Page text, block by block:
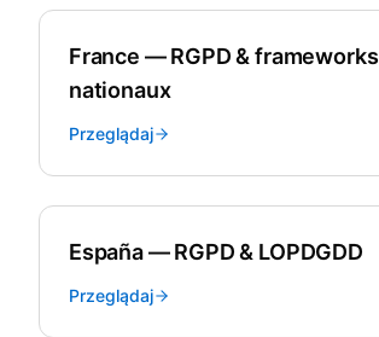
France — RGPD & frameworks
nationaux
Przeglądaj
España — RGPD & LOPDGDD
Przeglądaj